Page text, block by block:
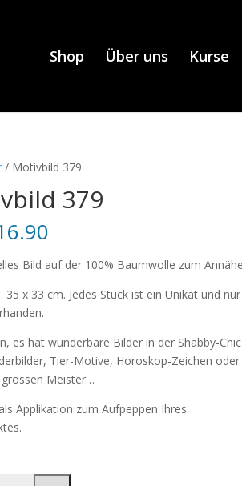
Shop Über uns Kurse
/ Motivbild 379
379
Bild auf der 100% Baumwolle zum
35 x 33 cm. Jedes Stück ist ein Unikat und nur
es hat wunderbare Bilder in der Shabby-
Tier-Motive, Horoskop-Zeichen oder
Meister…
Applikation zum Aufpeppen Ihres